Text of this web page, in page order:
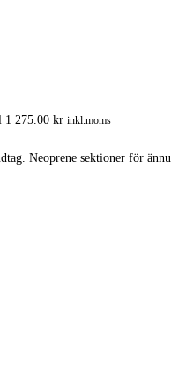
1 275.00 kr inkl.moms
Neoprene sektioner för